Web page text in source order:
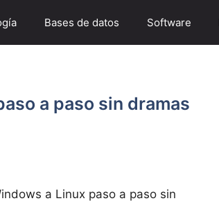
Bases de datos Software
a paso sin dramas
a Linux paso a paso sin